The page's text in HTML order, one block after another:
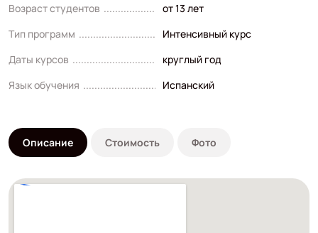
Возраст студентов
от 13 лет
Тип программ
Интенсивный курс
Даты курсов
круглый год
Язык обучения
Испанский
Описание Стоимость Фото